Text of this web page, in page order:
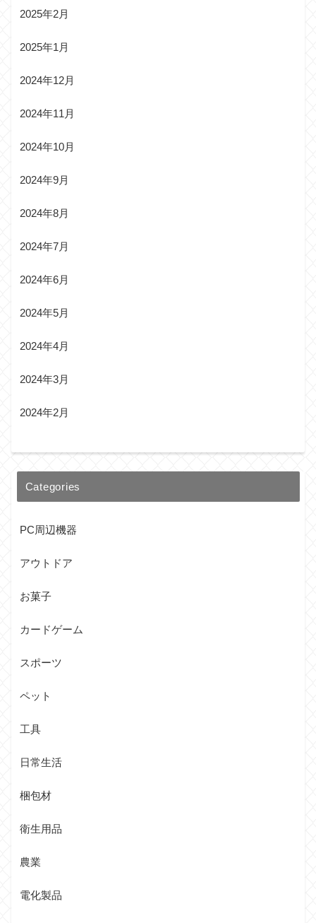
2025年2月
2025年1月
2024年12月
2024年11月
2024年10月
2024年9月
2024年8月
2024年7月
2024年6月
2024年5月
2024年4月
2024年3月
2024年2月
Categories
PC周辺機器
アウトドア
お菓子
カードゲーム
スポーツ
ペット
工具
日常生活
梱包材
衛生用品
農業
電化製品